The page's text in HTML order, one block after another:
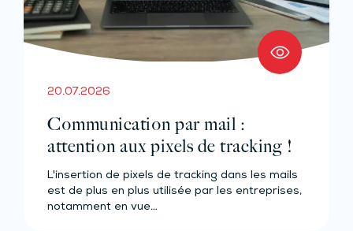
20.07.2026
Communication par mail :
attention aux pixels de tracking !
L'insertion de pixels de tracking dans les mails
est de plus en plus utilisée par les entreprises,
notamment en vue…